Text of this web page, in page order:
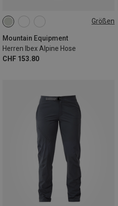
Größen
Mountain Equipment
Herren Ibex Alpine Hose
CHF 153.80
XS XL